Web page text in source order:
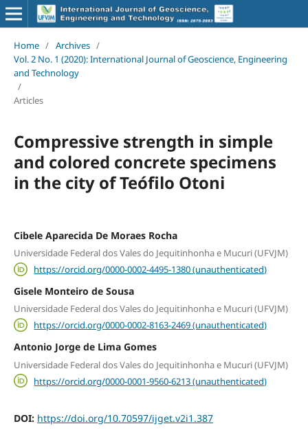
Home / Archives /
Vol. 2 No. 1 (2020): International Journal of Geoscience, Engineering
and Technology
/
Articles
Compressive strength in simple
and colored concrete specimens
in the city of Teófilo Otoni
Cibele Aparecida De Moraes Rocha
Universidade Federal dos Vales do Jequitinhonha e Mucuri (UFVJM)
https://orcid.org/0000-0002-4495-1380 (unauthenticated)
Gisele Monteiro de Sousa
Universidade Federal dos Vales do Jequitinhonha e Mucuri (UFVJM)
https://orcid.org/0000-0002-8163-2469 (unauthenticated)
Antonio Jorge de Lima Gomes
Universidade Federal dos Vales do Jequitinhonha e Mucuri (UFVJM)
https://orcid.org/0000-0001-9560-6213 (unauthenticated)
DOI: https://doi.org/10.70597/ijget.v2i1.387